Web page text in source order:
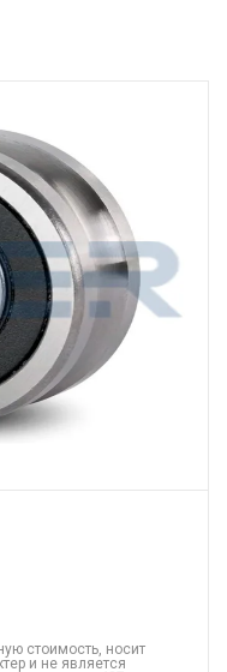
стоимость, носит
и не является